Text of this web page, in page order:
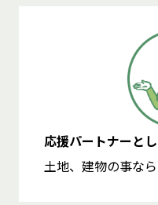
応援パートナーと
土地、建物の事な